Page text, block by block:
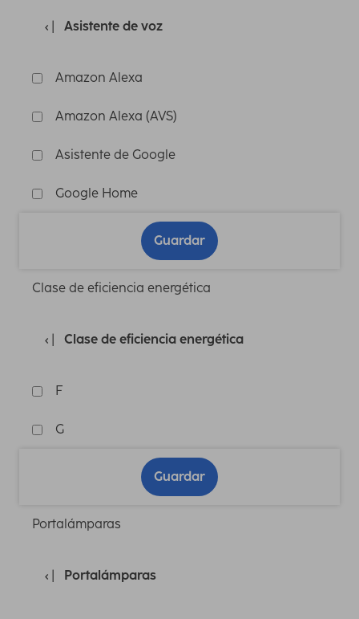
Asistente de voz
Amazon Alexa
Amazon Alexa (AVS)
Asistente de Google
Google Home
Guardar
Clase de eficiencia energética
Clase de eficiencia energética
F
G
Guardar
Portalámparas
Portalámparas